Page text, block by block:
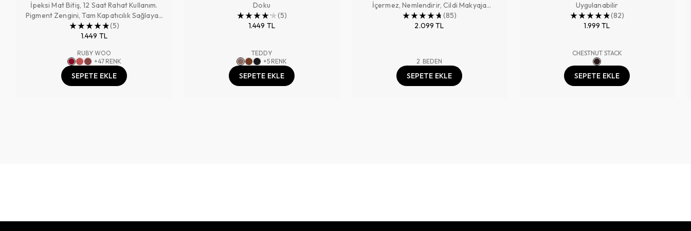
SAĞLAYAN RUJ
İpeksi Mat Bitiş, 12 Saat Rahat Kullanım.
Pigment Zengini, Tam Kapatıcılık Sağlayan
Renk
(5)
1.449 TL
RUBY WOO
+47 RENK
SEPETE EKLE
Doku
(5)
1.449 TL
TEDDY
+5 RENK
SEPETE EKLE
İçermez, Nemlendirir, Cildi Makyaja
Hazırlar, Makyajı Sabitler , Tazeler
(85)
2.099 TL
2 BEDEN
SEPETE EKLE
Uygulanabilir
(82)
1.999 TL
CHESTNUT STACK
SEPETE EKLE